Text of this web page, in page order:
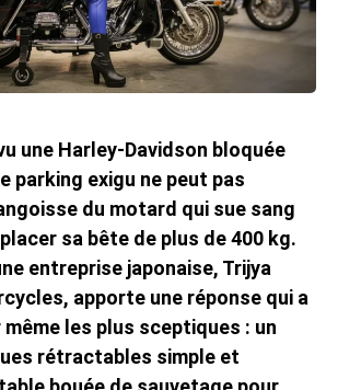
une Harley-Davidson bloquée
parking exigu ne peut pas
du motard qui sue sang
sa bête de plus de 400 kg.
entreprise japonaise, Trijya
apporte une réponse qui a
les plus sceptiques : un
rétractables simple et